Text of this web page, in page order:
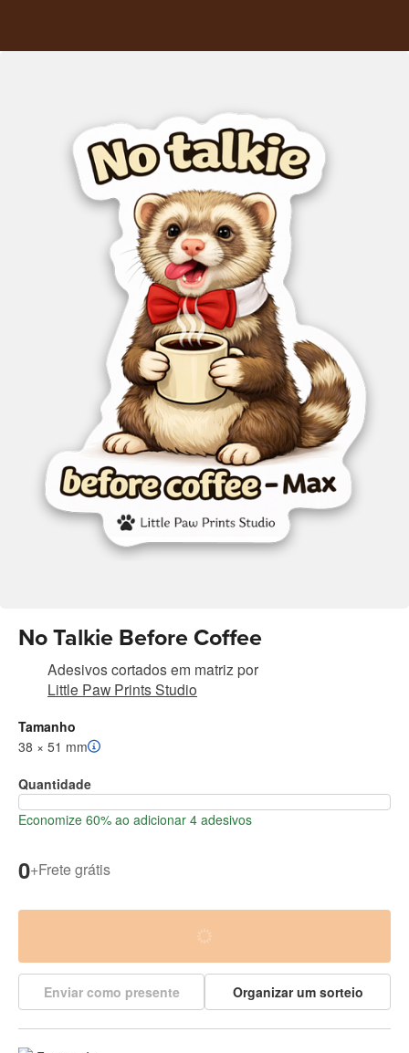
No Talkie Before Coffee
Adesivos cortados em matriz por
Little Paw Prints Studio
Tamanho
38 × 51 mm
Quantidade
Economize 60% ao adicionar 4 adesivos
0+Frete grátis
Enviar como presente Organizar um sorteio